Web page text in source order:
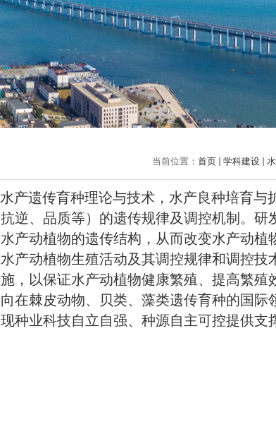
当前位置： 首页 学科建设
产遗传育种理论与技术，水产良种培育与
逆、品质等）的遗传规律及调控机制。研
产动植物的遗传结构，从而改变水产动植
产动植物生殖活动及其调控规律和调控技
，以保证水产动植物健康繁殖、提高繁殖
在棘皮动物、贝类、藻类遗传育种的国际
种业科技自立自强、种源自主可控提供支